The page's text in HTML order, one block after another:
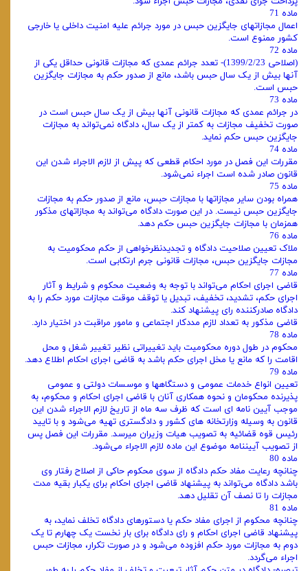
ماده 71
اعمال مجازاتهای جایگزین حبس در مورد جرائم علیه امنیت داخلی یا خارجی
کشور ممنوع است.
ماده 72
(اصلاحی 1399/2/23)- تعدد جرائم عمدی که مجازات قانونی حداقل یکی از
آنها بیش از یک سال حبس باشد، مانع از صدور حکم به مجازات جایگزین
حبس است.
ماده 73
در جرائم عمدی که مجازات قانونی آنها بیش از یک سال حبس است در
صورت تخفیف مجازات به کمتر از یک سال، دادگاه نمی‌تواند به مجازات
جایگزین حبس حکم نماید.
ماده 74
مقررات این فصل در مورد احکام قطعی که پیش از لازم الاجراء شدن این
قانون صادر شده است اجراء نمی‌شود.
ماده 75
همراه بودن سایر مجازاتها با مجازات حبس، مانع از صدور حکم به مجازات
جایگزین حبس نیست. در این صورت دادگاه می‌تواند به مجازاتهای مذکور
همزمان با مجازات جایگزین حبس حکم دهد.
ماده 76
ملاک تعیین صلاحیت دادگاه و تجدیدنظرخواهی از حکم محکومیت به
مجازات جایگزین حبس، مجازات قانونی جرم ارتکابی است.
ماده 77
قاضی اجرای احکام می‌تواند با توجه به وضعیت محکوم و شرایط و آثار
اجرای حکم، تشدید، تخفیف، تبدیل یا توقف موقت مجازات مورد حکم را به
دادگاه صادرکننده رای پیشنهاد کند.
قاضی مذکور به تعداد لازم مددکار اجتماعی و مامور مراقبت در اختیار دارد.
ماده 78
محکوم در طول دوره محکومیت باید تغییراتی نظیر تغییر شغل و محل
اقامت را که مانع یا مخل اجرای حکم باشد به قاضی اجرای احکام اطلاع دهد.
ماده 79
تعیین انواع خدمات عمومی و دستگاهها و موسسات دولتی و عمومی
پذیرنده محکومان و نحوه همکاری آنان با قاضی اجرای احکام و محکوم، به
موجب آیین نامه ای است که ظرف سه ماه از تاریخ لازم الاجراء شدن این
قانون به وسیله وزارتخانه های کشور و دادگستری تهیه می‌شود و با تایید
رئیس قوه قضائیه به تصویب هیات وزیران میرسد. مقررات این فصل پس
از تصویب آییننامه موضوع این ماده لازم الاجراء می‌شود.
ماده 80
چنانچه رعایت مفاد حکم دادگاه از سوی محکوم حاکی از اصلاح رفتار وی
باشد دادگاه می‌تواند به پیشنهاد قاضی اجرای احکام برای یکبار بقیه مدت
مجازات را تا نصف آن تقلیل دهد.
ماده 81
چنانچه محکوم از اجرای مفاد حکم یا دستورهای دادگاه تخلف نماید، به
پیشنهاد قاضی اجرای احکام و رای دادگاه برای بار نخست یک چهارم تا یک
دوم به مجازات مورد حکم افزوده می‌شود و در صورت تکرار، مجازات حبس
اجراء می‌گردد.